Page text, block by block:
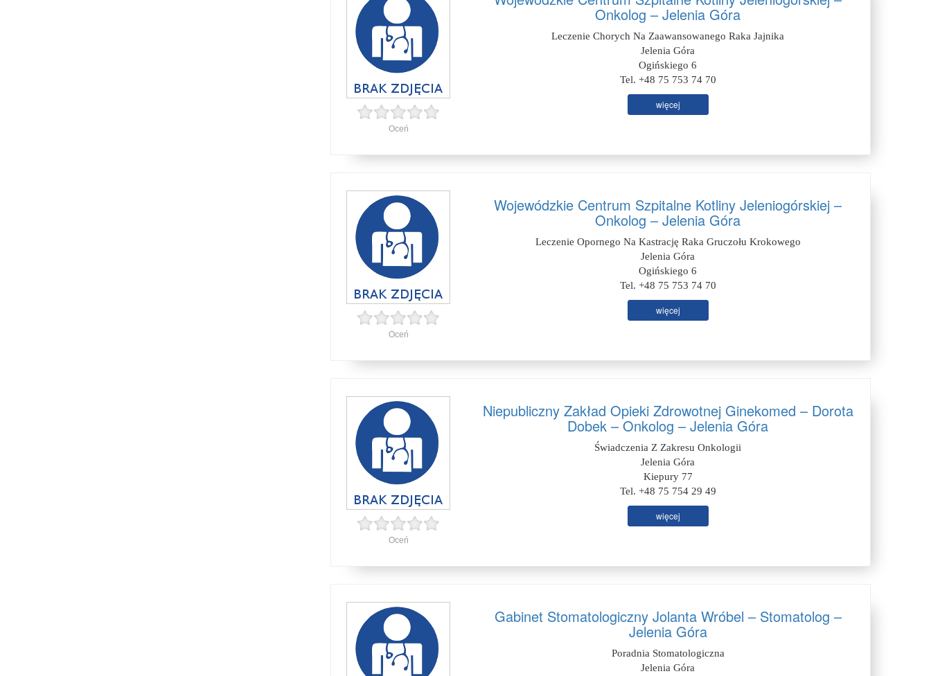
Oceń
Onkolog – Jelenia Góra
Leczenie Chorych Na Zaawansowanego Raka Jajnika
Jelenia Góra
Ogińskiego 6
Tel. +48 75 753 74 70
więcej
Oceń
Wojewódzkie Centrum Szpitalne Kotliny Jeleniogórskiej –
Onkolog – Jelenia Góra
Leczenie Opornego Na Kastrację Raka Gruczołu Krokowego
Jelenia Góra
Ogińskiego 6
Tel. +48 75 753 74 70
więcej
Oceń
Niepubliczny Zakład Opieki Zdrowotnej Ginekomed – Dorota
Dobek – Onkolog – Jelenia Góra
Świadczenia Z Zakresu Onkologii
Jelenia Góra
Kiepury 77
Tel. +48 75 754 29 49
więcej
Gabinet Stomatologiczny Jolanta Wróbel – Stomatolog –
Jelenia Góra
Poradnia Stomatologiczna
Jelenia Góra